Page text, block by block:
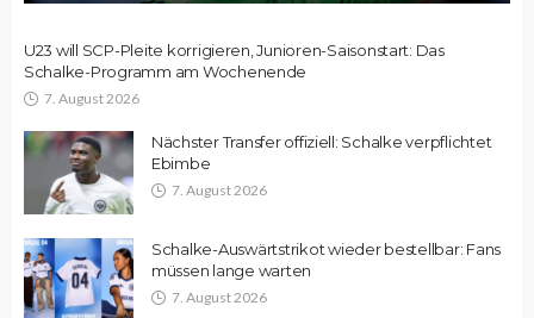
U23 will SCP-Pleite korrigieren, Junioren-Saisonstart: Das
Schalke-Programm am Wochenende
7. August 2026
Nächster Transfer offiziell: Schalke verpflichtet
Ebimbe
7. August 2026
Schalke-Auswärtstrikot wieder bestellbar: Fans
müssen lange warten
7. August 2026